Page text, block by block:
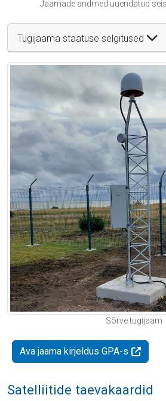
Jaamade andmed uuendatud
Tugijaama staatuse selgitused
Sõrve tugijaam
Ava jaama kirjeldus GPA-s
Satelliitide taevakaardid